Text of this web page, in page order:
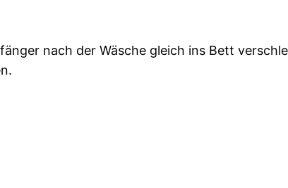
nach der Wäsche gleich ins Bett